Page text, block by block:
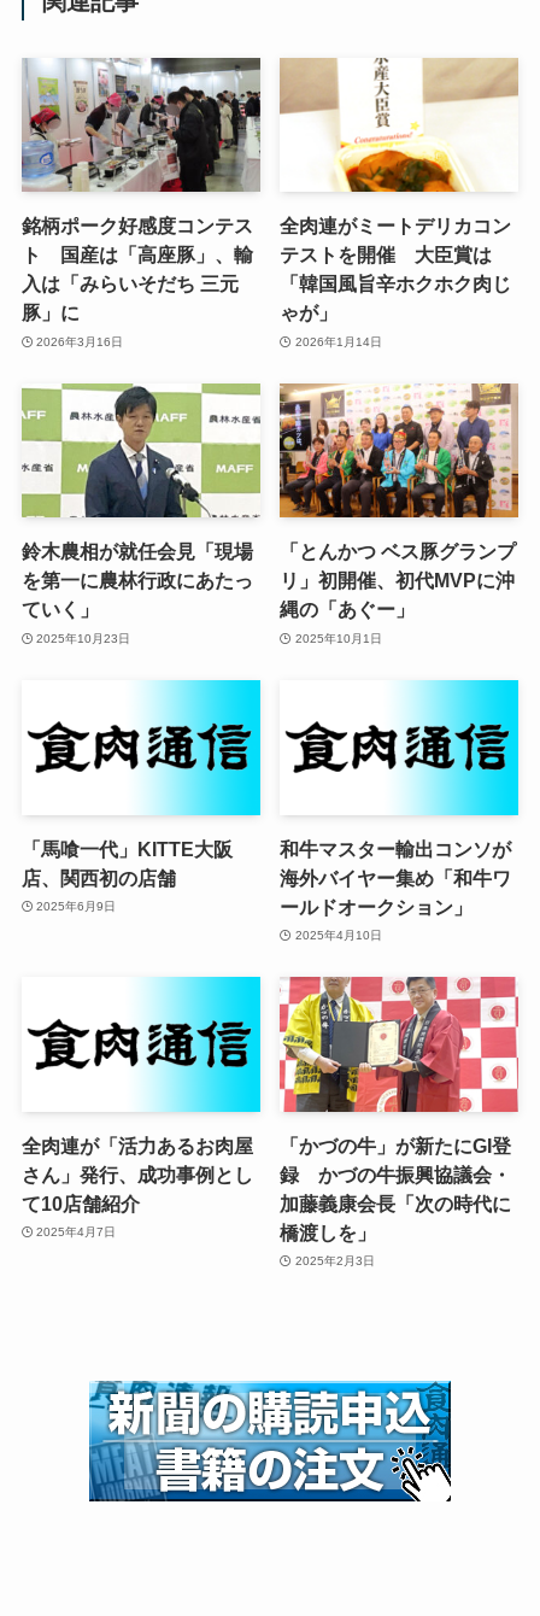
銘柄ポーク好感度コンテス
ト 国産は「高座豚」、輸
入は「みらいそだち 三元
豚」に
2026年3月16日
全肉連がミートデリカコン
テストを開催 大臣賞は
「韓国風旨辛ホクホク肉じ
ゃが」
2026年1月14日
鈴木農相が就任会見「現場
を第一に農林行政にあたっ
ていく」
2025年10月23日
「とんかつ ベス豚グランプ
リ」初開催、初代MVPに沖
縄の「あぐー」
2025年10月1日
「馬喰一代」KITTE大阪
店、関西初の店舗
2025年6月9日
和牛マスター輸出コンソが
海外バイヤー集め「和牛ワ
ールドオークション」
2025年4月10日
全肉連が「活力あるお肉屋
さん」発行、成功事例とし
て10店舗紹介
2025年4月7日
「かづの牛」が新たにGI登
録 かづの牛振興協議会・
加藤義康会長「次の時代に
橋渡しを」
2025年2月3日